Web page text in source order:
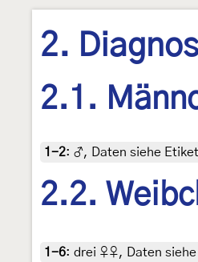
2.
2.1.
1-2: ♂, Daten siehe
2.2.
1-6: drei ♀♀, Daten